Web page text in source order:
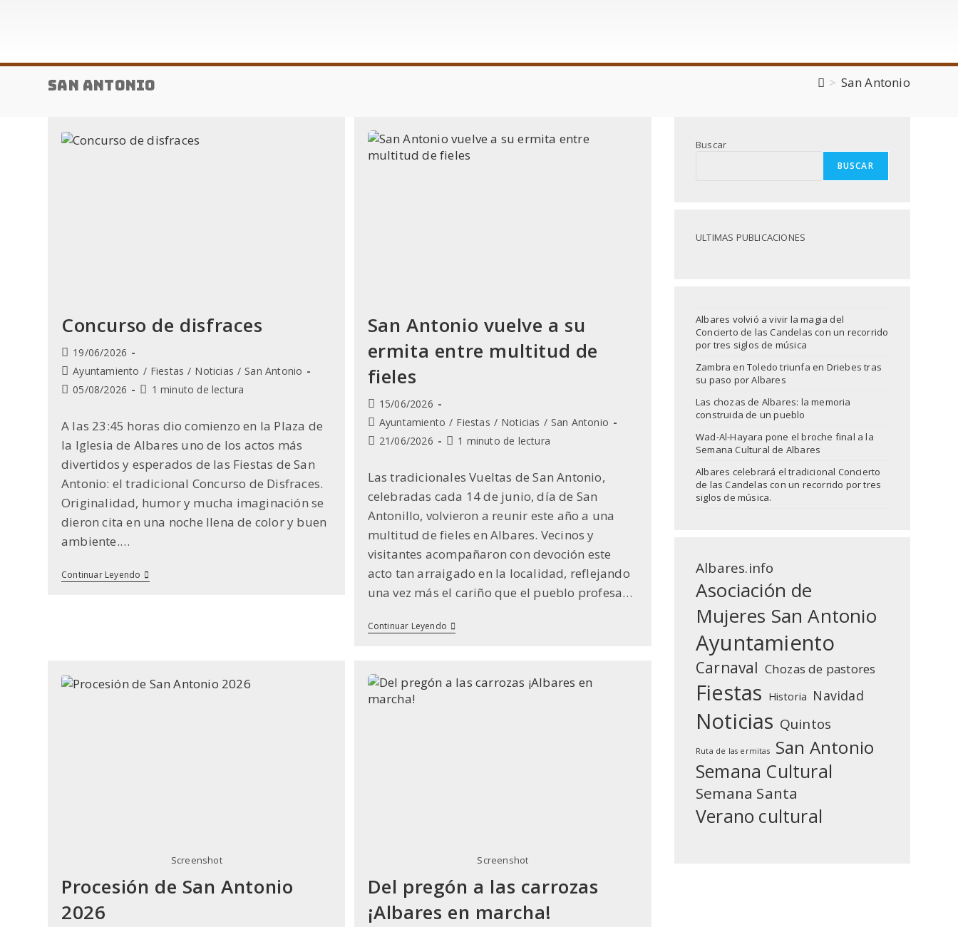
San Antonio > San Antonio
Buscar
BUSCAR
ULTIMAS PUBLICACIONES
Albares volvió a vivir la magia del
Concierto de las Candelas con un recorrido
por tres siglos de música
Zambra en Toledo triunfa en Driebes tras
su paso por Albares
Las chozas de Albares: la memoria
construida de un pueblo
Wad-Al-Hayara pone el broche final a la
Semana Cultural de Albares
Albares celebrará el tradicional Concierto
de las Candelas con un recorrido por tres
siglos de música.
Albares.info
Asociación de
Mujeres San Antonio
Ayuntamiento
Carnaval Chozas de pastores
Fiestas Historia Navidad
Noticias Quintos
Ruta de las ermitas San Antonio
Semana Cultural
Semana Santa
Verano cultural
Concurso de disfraces
Publicación
de
entrada:
19/06/2026
Categoría
de
Ayuntamiento / Fiestas / Noticias / San Antonio
Última
la
entrada:
05/08/2026
Tiempo
1 minuto de lectura
A las 23:45 horas dio comienzo en la Plaza de
la Iglesia de Albares uno de los actos más
divertidos y esperados de las Fiestas de San
Antonio: el tradicional Concurso de Disfraces.
Originalidad, humor y mucha imaginación se
dieron cita en una noche llena de color y buen
ambiente.…
Continuar Leyendo Concurso
De
San Antonio vuelve a su
ermita entre multitud de
fieles
Publicación
de
entrada:
15/06/2026
Categoría
de
Ayuntamiento / Fiestas / Noticias / San Antonio
Última
la
entrada:
21/06/2026
Tiempo
1 minuto de lectura
Las tradicionales Vueltas de San Antonio,
celebradas cada 14 de junio, día de San
Antonillo, volvieron a reunir este año a una
multitud de fieles en Albares. Vecinos y
visitantes acompañaron con devoción este
acto tan arraigado en la localidad, reflejando
una vez más el cariño que el pueblo profesa…
Continuar LeyendoSan
Antonio
Ermita
Screenshot
Procesión de San Antonio
2026
Screenshot
Del pregón a las carrozas
¡Albares en marcha!